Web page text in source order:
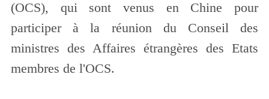
(OCS), qui sont venus en Chine pour
participer à la réunion du Conseil des
ministres des Affaires étrangères des Etats
membres de l'OCS.